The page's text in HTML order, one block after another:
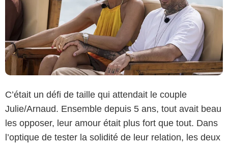
C’était un défi de taille qui attendait le couple
Julie/Arnaud. Ensemble depuis 5 ans, tout avait beau
les opposer, leur amour était plus fort que tout. Dans
l’optique de tester la solidité de leur relation, les deux